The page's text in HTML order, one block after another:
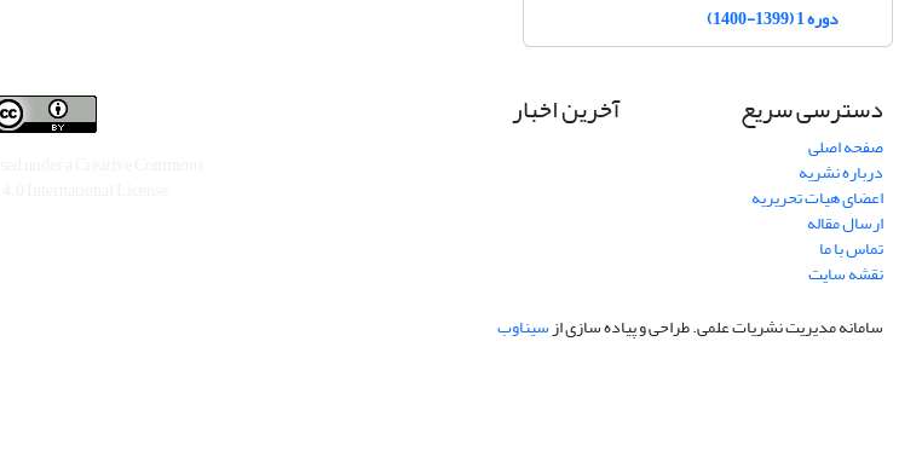
دوره 1 (1399-1400)
دسترسی سریع
صفحه اصلی
درباره نشریه
اعضای هیات تحریریه
ارسال مقاله
تماس با ما
نقشه سایت
آخرین اخبار
سامانه مدیریت نشریات علمی.طراحی و پیاده سازی ازسیناوب